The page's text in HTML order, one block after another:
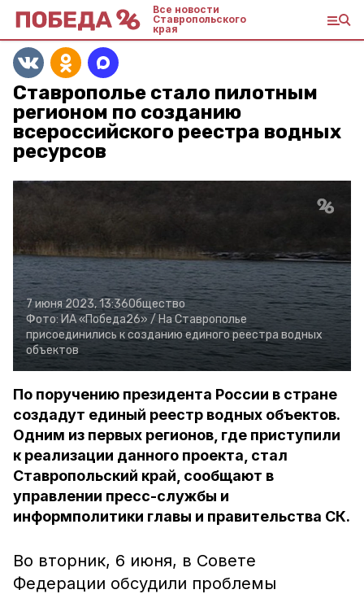
Все новости
Ставропольского
края
Ставрополье стало пилотным
регионом по созданию
всероссийского реестра водных
ресурсов
7 июня 2023, 13:36Общество
Фото: ИА «Победа26» / На Ставрополье
присоединились к созданию единого реестра водных
объектов
По поручению президента России в стране
создадут единый реестр водных объектов.
Одним из первых регионов, где приступили
к реализации данного проекта, стал
Ставропольский край, сообщают в
управлении пресс-службы и
информполитики главы и правительства СК.
Во вторник, 6 июня, в Совете
Федерации обсудили проблемы